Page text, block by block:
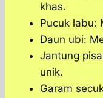
khas.
Pucuk labu:
Daun ubi:
Jantung
unik.
Garam